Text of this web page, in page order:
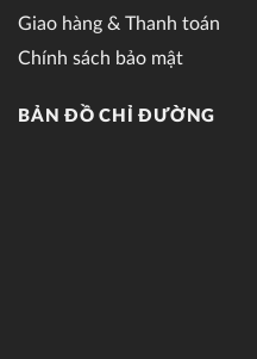
Giao hàng & Thanh toán
Chính sách bảo mật
BẢN ĐỒ CHỈ ĐƯỜNG